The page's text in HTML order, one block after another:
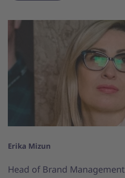
Erika Mizun
Head of Brand Management